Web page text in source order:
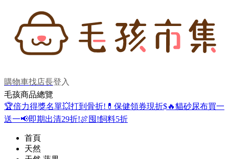
購物車找店長登入
毛孩商品總覽
🏆倍力得獎名單💥打到骨折! 💊保健領券現折$🔥貓砂尿布買一
送一📢即期出清29折!🍖囤!飼料5折
首頁
天然